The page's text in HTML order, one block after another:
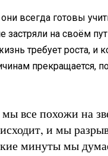
всегда готовы
застряли на своём
требует роста, и
прекращается,
все похожи на
и мы
минуты мы